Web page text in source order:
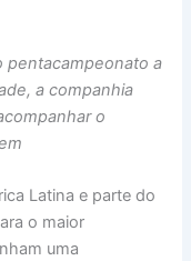
pentacampeonato a
a companhia
o
Latina e parte do
o maior
uma